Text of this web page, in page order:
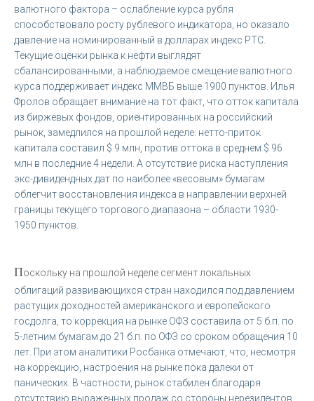
валютного фактора – ослабление курса рубля
способствовало росту рублевого индикатора, но оказало
давление на номинированный в долларах индекс РТС.
Текущие оценки рынка к нефти выглядят
сбалансированными, а наблюдаемое смещение валютного
курса поддерживает индекс ММВБ выше 1900 пунктов. Илья
Фролов обращает внимание на тот факт, что отток капитала
из биржевых фондов, ориентированных на российский
рынок, замедлился на прошлой неделе: нетто-приток
капитала составил $ 9 млн, против оттока в среднем $ 96
млн в последние 4 недели. А отсутствие риска наступления
экс-дивидендных дат по наиболее «весовым» бумагам
облегчит восстановления индекса в направлении верхней
границы текущего торгового диапазона – области 1930-
1950 пунктов.
Поскольку на прошлой неделе сегмент локальных
облигаций развивающихся стран находился под давлением
растущих доходностей американского и европейского
госдолга, то коррекция на рынке ОФЗ составила от 5 б.п. по
5-летним бумагам до 21 б.п. по ОФЗ со сроком обращения 10
лет. При этом аналитики Росбанка отмечают, что, несмотря
на коррекцию, настроения на рынке пока далеки от
панических. В частности, рынок стабилен благодаря
отсутствию выраженных продаж со стороны нерезидентов.